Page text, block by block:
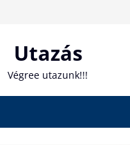
Utazás
Végree utazunk!!!